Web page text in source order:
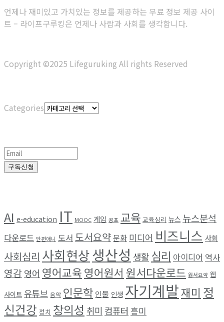
언제나 재미있고 가치있는 정보를 제공하는 무료 정보 제공 사이
트 – 라이프구루킹은 언제나 사람과 사회를 생각합니다.
Copyright ©2025 Lifeguruking All rights Reserved
Categories
구독신청
AI e-education IT MOOC 게임 공포 교육 교육심리 뉴스 뉴스분석
다운로드 단편애니 도서 도서요약문화 미디어 비즈니스 사회
사회심리 사회현상생산성 생활 심리 아이디어 역사
영감영어 영어교육영어원서 원서다운로드 원서요약 웹
사이트 유튜브 음악 인문학 인물 인생 자기계발재미 정
신건강 정치 창의성 취미 컴퓨터 흥미